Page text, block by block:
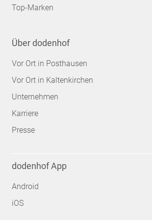
Top-Marken
Über dodenhof
Vor Ort in Posthausen
Vor Ort in Kaltenkirchen
Unternehmen
Karriere
Presse
dodenhof App
Android
iOS